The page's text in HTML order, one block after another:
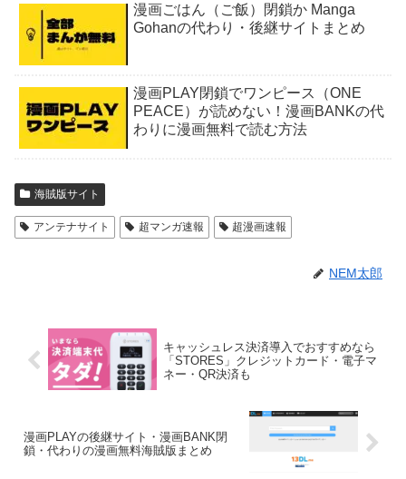
漫画ごはん（ご飯）閉鎖か Manga
Gohanの代わり・後継サイトまとめ
漫画PLAY閉鎖でワンピース（ONE
PEACE）が読めない！漫画BANKの代
わりに漫画無料で読む方法
海賊版サイト
アンテナサイト 超マンガ速報 超漫画速報
NEM太郎
キャッシュレス決済導入でおすすめなら
「STORES」クレジットカード・電子マ
ネー・QR決済も
漫画PLAYの後継サイト・漫画BANK閉
鎖・代わりの漫画無料海賊版まとめ